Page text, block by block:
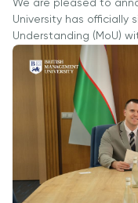
Взаимодействие с
Корпоративным
Сектором
Членство в
Профессиональных
Ассоциациях
Международное
University of
Reading
We are pleased to
University has officially
Understanding (MoU)